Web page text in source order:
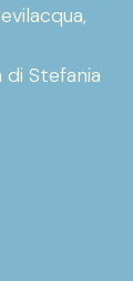
Stefania